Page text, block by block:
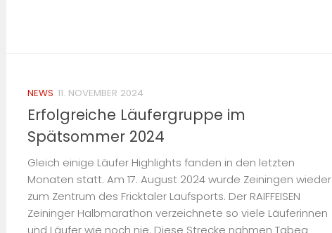
NEWS 11. NOVEMBER 2024
Erfolgreiche Läufergruppe im
Spätsommer 2024
Gleich einige Läufer Highlights fanden in den letzten
Monaten statt. Am 17. August 2024 wurde Zeiningen wieder
zum Zentrum des Fricktaler Laufsports. Der RAIFFEISEN
Zeininger Halbmarathon verzeichnete so viele Läuferinnen